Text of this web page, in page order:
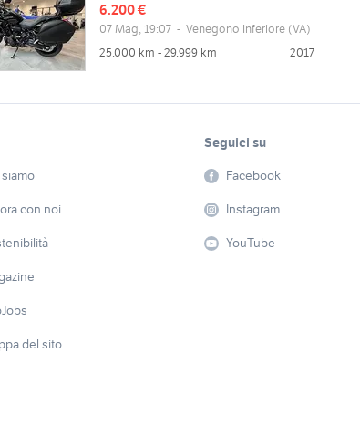
6.200 €
07 Mag, 19:07 - Venegono Inferiore (VA)
25.000 km - 29.999 km
2017
con noi
del sito
Seguici su
Facebook
Instagram
YouTube